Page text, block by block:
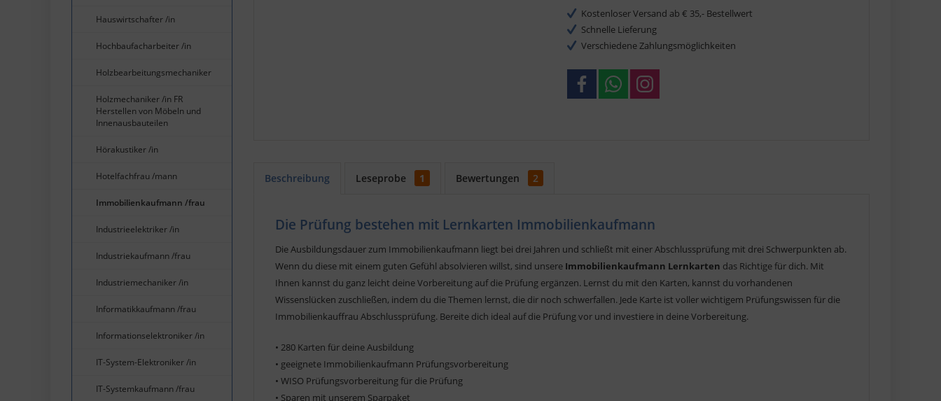
Hauswirtschafter /in
Hochbaufacharbeiter /in
Holzbearbeitungsmechaniker
Holzmechaniker /in FR
Herstellen von Möbeln und
Innenausbauteilen
Hörakustiker /in
Hotelfachfrau /mann
Immobilienkaufmann /frau
Industrieelektriker /in
Industriekaufmann /frau
Industriemechaniker /in
Informatikkaufmann /frau
Informationselektroniker /in
IT-System-Elektroniker /in
IT-Systemkaufmann /frau
Kostenloser Versand ab € 35,- Bestellwert
Schnelle Lieferung
Verschiedene Zahlungsmöglichkeiten
Beschreibung Leseprobe 1 Bewertungen 2
Die Prüfung bestehen mit Lernkarten Immobilienkaufmann
Die Ausbildungsdauer zum Immobilienkaufmann liegt bei drei Jahren und schließt mit einer Abschlussprüfung mit drei Schwerpunkten ab.
Wenn du diese mit einem guten Gefühl absolvieren willst, sind unsere Immobilienkaufmann Lernkarten das Richtige für dich. Mit
Ihnen kannst du ganz leicht deine Vorbereitung auf die Prüfung ergänzen. Lernst du mit den Karten, kannst du vorhandenen
Wissenslücken zuschließen, indem du die Themen lernst, die dir noch schwerfallen. Jede Karte ist voller wichtigem Prüfungswissen für die
Immobilienkauffrau Abschlussprüfung. Bereite dich ideal auf die Prüfung vor und investiere in deine Vorbereitung.
• 280 Karten für deine Ausbildung
• geeignete Immobilienkaufmann Prüfungsvorbereitung
• WISO Prüfungsvorbereitung für die Prüfung
• Sparen mit unserem Sparpaket